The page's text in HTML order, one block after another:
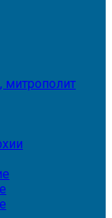
митрополит